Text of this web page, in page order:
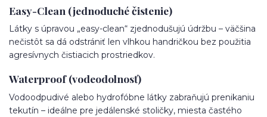
Easy-Clean (jednoduché čistenie)
Látky s úpravou „easy-clean“ zjednodušujú údržbu – väčšina
nečistôt sa dá odstrániť len vlhkou handričkou bez použitia
agresívnych čistiacich prostriedkov.
Waterproof (vodeodolnosť)
Vodoodpudivé alebo hydrofóbne látky zabraňujú prenikaniu
tekutín – ideálne pre jedálenské stoličky, miesta častého